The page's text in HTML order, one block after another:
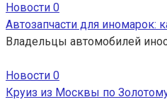
Новости 0
Автозапчасти для иномарок:
Владельцы автомобилей
Новости 0
Круиз из Москвы по